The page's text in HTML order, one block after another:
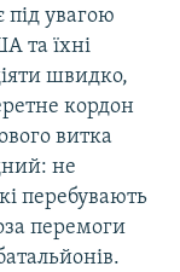
під увагою
та їхні
швидко,
кордон
витка
не
перебувають
перемоги